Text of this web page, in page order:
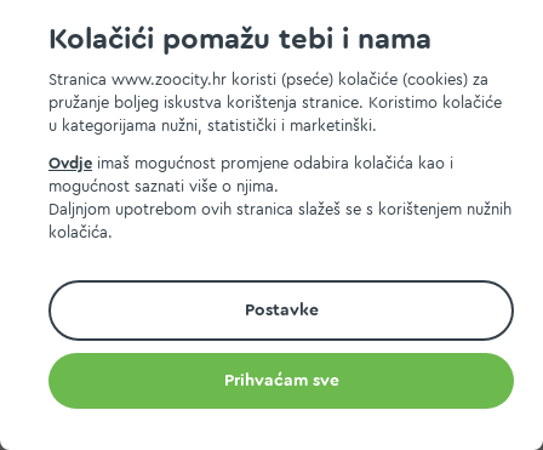
Kolačići pomažu tebi i nama
Stranica www.zoocity.hr koristi (pseće) kolačiće (cookies) za
pružanje boljeg iskustva korištenja stranice. Koristimo kolačiće
u kategorijama nužni, statistički i marketinški.
Ovdje imaš mogućnost promjene odabira kolačića kao i
mogućnost saznati više o njima.
Daljnjom upotrebom ovih stranica slažeš se s korištenjem nužnih
kolačića.
Postavke
Prihvaćam sve
Dodaj na listu želja
Dodaj u košaricu